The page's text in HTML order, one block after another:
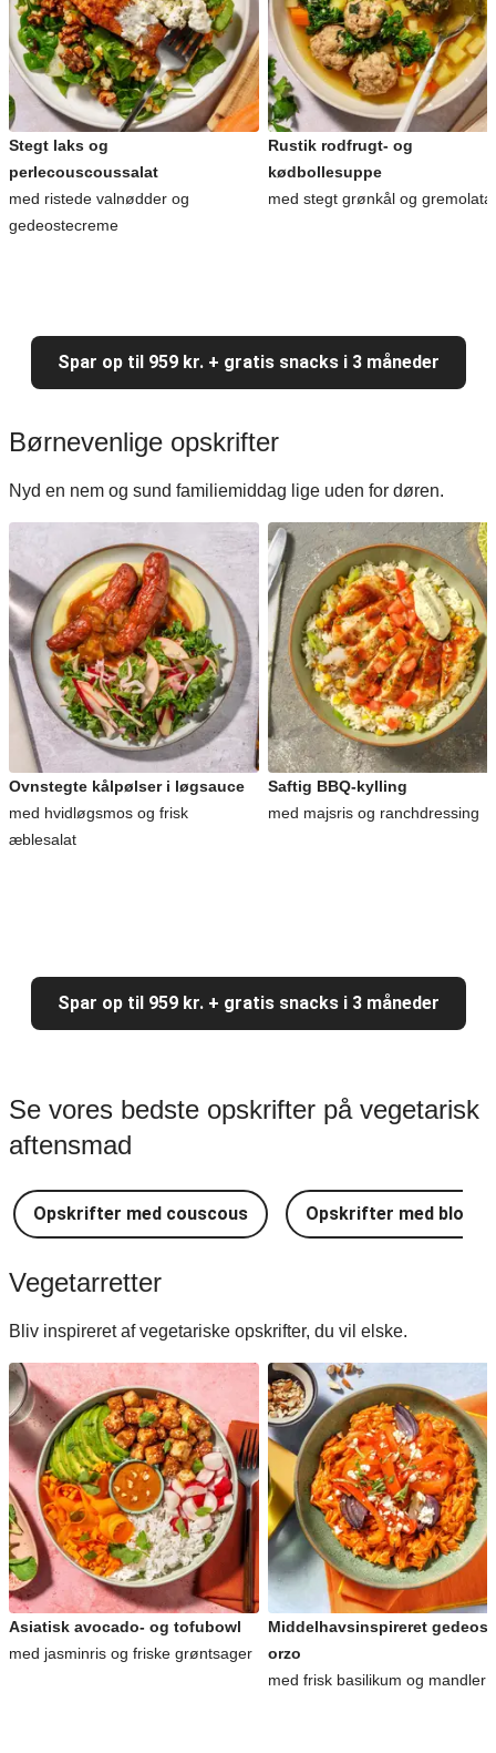
Stegt laks og
perlecouscoussalat
med ristede valnødder og
gedeostecreme
Rustik rodfrugt- og
kødbollesuppe
med stegt grønkål og gremolata
Spar op til 959 kr. + gratis snacks i 3 måneder
Børnevenlige opskrifter
Nyd en nem og sund familiemiddag lige uden for døren.
Ovnstegte kålpølser i løgsauce
med hvidløgsmos og frisk
æblesalat
Saftig BBQ-kylling
med majsris og ranchdressing
Spar op til 959 kr. + gratis snacks i 3 måneder
Se vores bedste opskrifter på vegetarisk
aftensmad
Opskrifter med couscous Opskrifter med
Vegetarretter
Bliv inspireret af vegetariske opskrifter, du vil elske.
Asiatisk avocado- og tofubowl
med jasminris og friske grøntsager
Middelhavsinspireret
orzo
med frisk basilikum og mandler